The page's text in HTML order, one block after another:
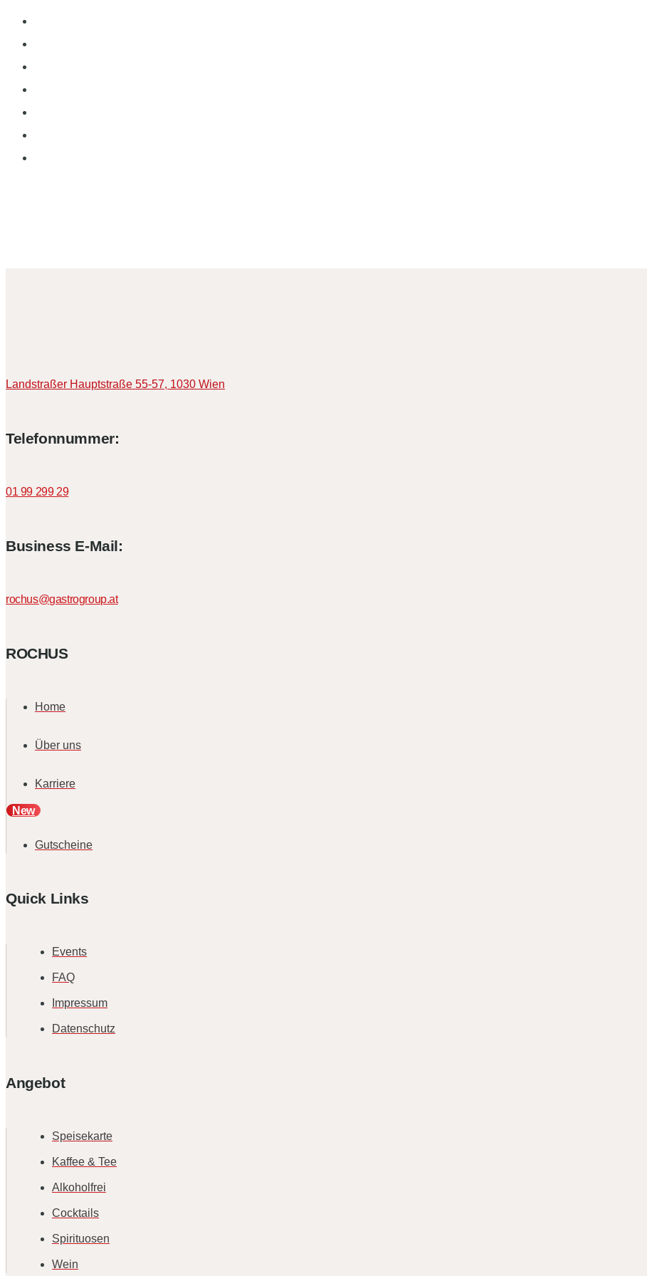
Landstraßer Hauptstraße 55-57, 1030 Wien
Telefonnummer:
01 99 299 29
Business E-Mail:
rochus@gastrogroup.at
ROCHUS
Home
Über uns
Karriere
New
Gutscheine
Quick Links
Events
FAQ
Impressum
Datenschutz
Angebot
Speisekarte
Kaffee & Tee
Alkoholfrei
Cocktails
Spirituosen
Wein